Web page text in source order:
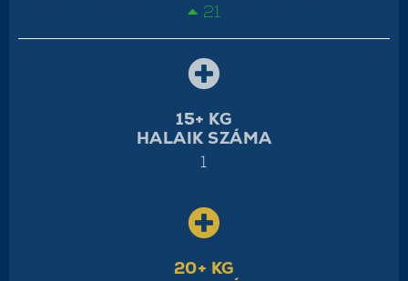
21
15+ KG
HALAIK SZÁMA
1
20+ KG